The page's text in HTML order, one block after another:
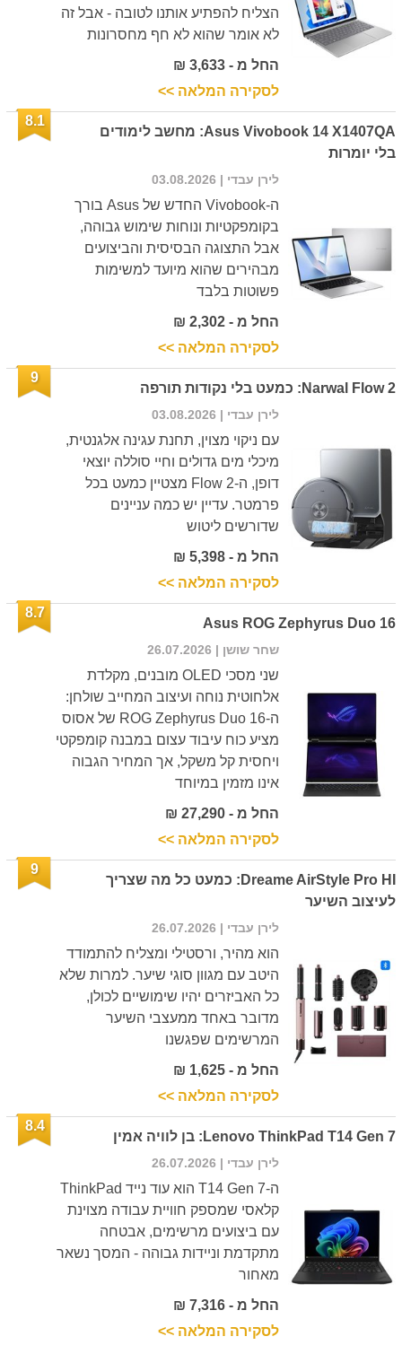
הצליח להפתיע אותנו לטובה - אבל זה
לא אומר שהוא לא חף מחסרונות
החל מ - 3,633 ₪
לסקירה המלאה >>
Asus Vivobook 14 X1407QA: מחשב לימודים
בלי יומרות
8.1
לירן עבדי | 03.08.2026
ה-Vivobook החדש של Asus בורך
בקומפקטיות ונוחות שימוש גבוהה,
אבל התצוגה הבסיסית והביצועים
מבהירים שהוא מיועד למשימות
פשוטות בלבד
החל מ - 2,302 ₪
לסקירה המלאה >>
Narwal Flow 2: כמעט בלי נקודות תורפה
9
לירן עבדי | 03.08.2026
עם ניקוי מצוין, תחנת עגינה אלגנטית,
מיכלי מים גדולים וחיי סוללה יוצאי
דופן, ה-Flow 2 מצטיין כמעט בכל
פרמטר. עדיין יש כמה עניינים
שדורשים ליטוש
החל מ - 5,398 ₪
לסקירה המלאה >>
Asus ROG Zephyrus Duo 16
8.7
שחר שושן | 26.07.2026
שני מסכי OLED מובנים, מקלדת
אלחוטית נוחה ועיצוב המחייב שולחן:
ה-ROG Zephyrus Duo 16 של אסוס
מציע כוח עיבוד עצום במבנה קומפקטי
ויחסית קל משקל, אך המחיר הגבוה
אינו מזמין במיוחד
החל מ - 27,290 ₪
לסקירה המלאה >>
Dreame AirStyle Pro HI: כמעט כל מה שצריך
לעיצוב השיער
9
לירן עבדי | 26.07.2026
הוא מהיר, ורסטילי ומצליח להתמודד
היטב עם מגוון סוגי שיער. למרות שלא
כל האביזרים יהיו שימושיים לכולן,
מדובר באחד ממעצבי השיער
המרשימים שפגשנו
החל מ - 1,625 ₪
לסקירה המלאה >>
Lenovo ThinkPad T14 Gen 7: בן לוויה אמין
8.4
לירן עבדי | 26.07.2026
ה-T14 Gen 7 הוא עוד נייד ThinkPad
קלאסי שמספק חוויית עבודה מצוינת
עם ביצועים מרשימים, אבטחה
מתקדמת וניידות גבוהה - המסך נשאר
מאחור
החל מ - 7,316 ₪
לסקירה המלאה >>